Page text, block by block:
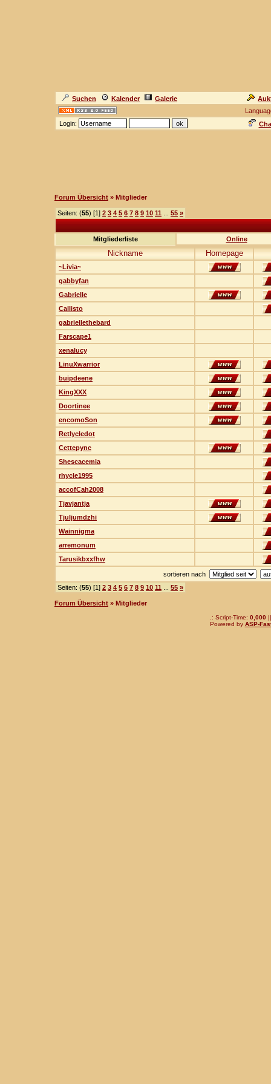
Suchen Kalender Galerie
Login:
Forum Übersicht » Mitglieder
Seiten: (55) [1] 2 3 4 5 6 7 8 9 10 11 55 »
Mitgliederliste Online
Nickname Homepage
~Livia~
gabbyfan
Gabrielle
Callisto
gabriellethebard
Farscape1
xenalucy
LinuXwarrior
buipdeene
KingXXX
Doortinee
encomoSon
Retlycledot
Cettepync
Shescacemia
rhycle1995
accofCah2008
Tjavjantja
Tjuljumdzhi
Wainnigma
arremonum
Tarusikbxxfhw
sortieren nach
Seiten: (55) [1] 2 3 4 5 6 7 8 9 10 11 55 »
Forum Übersicht » Mitglieder
.: Script-Time: 0,000||
Powered by ASP-